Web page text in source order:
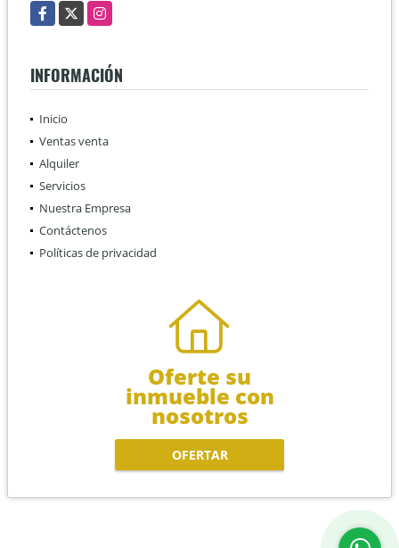
Facebook
X Instagram
INFORMACIÓN
Inicio
Ventas venta
Alquiler
Servicios
Nuestra Empresa
Contáctenos
Políticas de privacidad
Oferte su
inmueble con
nosotros
OFERTAR